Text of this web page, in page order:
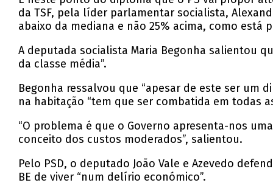
da TSF, pela líder parlamentar socialista,
abaixo da mediana e não 25% acima, como está
A deputada socialista Maria Begonha salientou
da classe média”.
Begonha ressalvou que “apesar de este ser um
na habitação “tem que ser combatida em todas
“O problema é que o Governo apresenta-nos
conceito dos custos moderados”, salientou.
Pelo PSD, o deputado João Vale e Azevedo
BE de viver “num delírio económico”.